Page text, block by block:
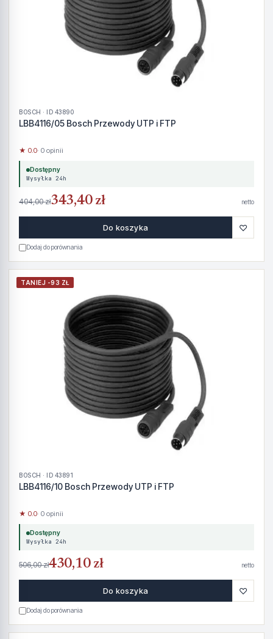
BOSCH · ID 43890
LBB4116/05 Bosch Przewody UTP i FTP
★ 0.0· 0 opinii
Dostępny
Wysyłka 24h
404,00 zł343,40 zł netto
Do koszyka ♡
Dodaj do porównania
TANIEJ -93 ZŁ
BOSCH · ID 43891
LBB4116/10 Bosch Przewody UTP i FTP
★ 0.0· 0 opinii
Dostępny
Wysyłka 24h
506,00 zł430,10 zł netto
Do koszyka ♡
Dodaj do porównania